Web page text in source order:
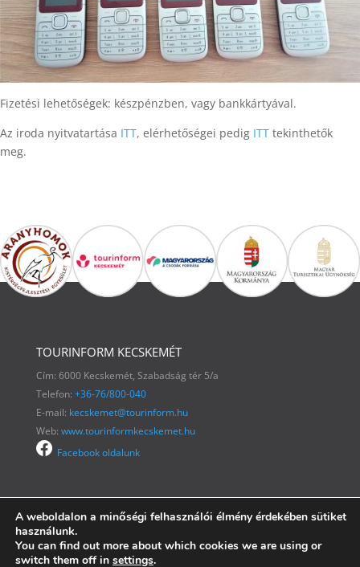
Fizetési lehetőségek: készpénzben, vagy bankkártyával.
Az iroda nyitvatartása ITT, elérhetőségei pedig ITT tekinthetők
meg.
TOURINFORM KECSKEMÉT
Cím: 6000 Kecskemét, Szabadság tér 5/a
Telefon: +36-76/800-040
E-mail: kecskemet@tourinform.hu
Web: www.tourinformkecskemet.hu
Facebook oldalunk
A weboldalon a minőségi felhasználói élmény érdekében sütiket
használunk.
You can find out more about which cookies we are using or
switch them off in settings.